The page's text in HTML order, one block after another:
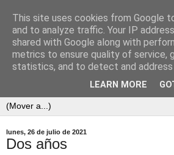
lunes, 26 de julio de 2021
Dos años
This site uses cookies from Google
and to analyze traffic. Your IP
shared with Google along with
metrics to ensure quality of service,
statistics, and to detect and address
LEARN MORE